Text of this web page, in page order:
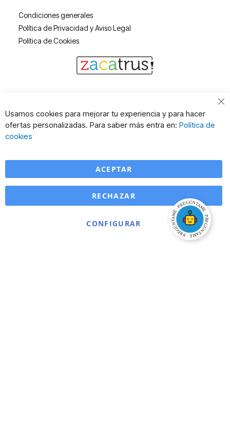
Condiciones generales
Política de Privacidad y Aviso Legal
Política de Cookies
Usamos cookies para mejorar tu experiencia y para hacer
ofertas personalizadas. Para saber más entra en: Política de
cookies
ACEPTAR
CONFIGURAR
RECHAZAR